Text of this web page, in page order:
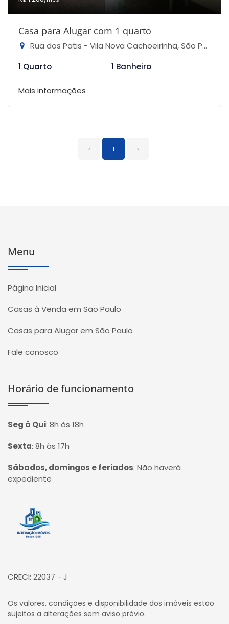
Casa para Alugar com 1 quarto
Rua dos Patis - Vila Nova Cachoeirinha, São Paulo-SP
1 Quarto
1 Banheiro
Mais informações
‹ 1 ›
Menu
Página Inicial
Casas à Venda em São Paulo
Casas para Alugar em São Paulo
Fale conosco
Horário de funcionamento
Seg à Qui: 8h às 18h
Sexta: 8h às 17h
Sábados, domingos e feriados: Não haverá
expediente
Página inicial
CRECI: 22037 - J
Os valores, condições e disponibilidade dos imóveis estão
sujeitos a alterações sem aviso prévio.